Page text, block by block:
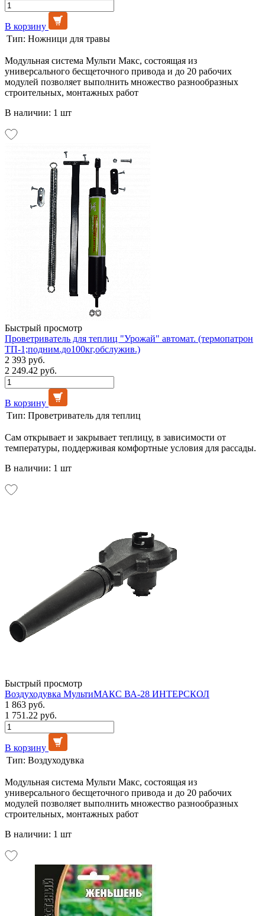
В корзину
Тип: Ножници для травы
Модульная система Мульти Макс, состоящая из
универсального бесщеточного привода и до 20 рабочих
модулей позволяет выполнить множество разнообразных
строительных, монтажных работ
В наличии: 1 шт
Быстрый просмотр
Проветриватель для теплиц "Урожай" автомат. (термопатрон
ТП-1;подним.до100кг,обслужив.)
2 393 руб.
2 249.42 руб.
В корзину
Тип: Проветриватель для теплиц
Сам открывает и закрывает теплицу, в зависимости от
температуры, поддерживая комфортные условия для рассады.
В наличии: 1 шт
Быстрый просмотр
Воздуходувка МультиМАКС ВА-28 ИНТЕРСКОЛ
1 863 руб.
1 751.22 руб.
В корзину
Тип: Воздуходувка
Модульная система Мульти Макс, состоящая из
универсального бесщеточного привода и до 20 рабочих
модулей позволяет выполнить множество разнообразных
строительных, монтажных работ
В наличии: 1 шт